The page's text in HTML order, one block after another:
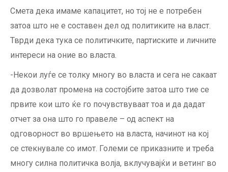
Смета дека имаме капацитет, но тој не е потребен
затоа што не е составен дел од политиките на власт.
Тврди дека тука се политичките, партиските и личните
интереси на оние во власта.
-Некои луѓе се толку многу во власта и сега не сакаат
да дозволат промена на состојбите затоа што тие се
првите кои што ќе го почувствуваат тоа и да дадат
отчет за она што го правеле – од аспект на
одговорност во вршењето на власта, начинот на кој
се стекнувале со имот. Големи се приказните и треба
многу силна политичка волја, вклучувајќи и ветинг во